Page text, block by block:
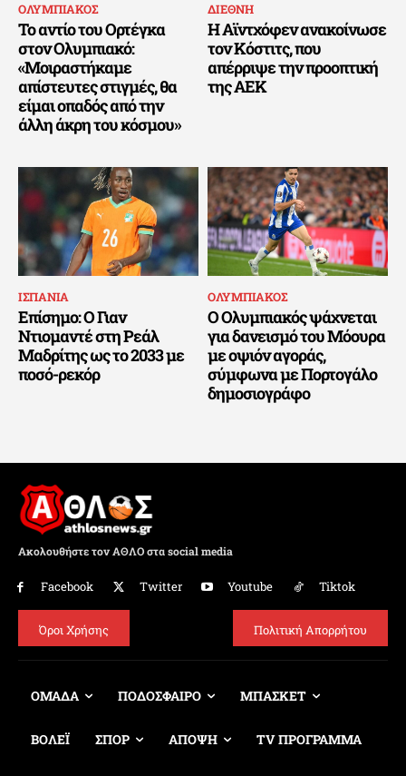
ΟΛΥΜΠΙΑΚΟΣ
Το αντίο του Ορτέγκα
στον Ολυμπιακό:
«Μοιραστήκαμε
απίστευτες στιγμές, θα
είμαι οπαδός από την
άλλη άκρη του κόσμου»
ΔΙΕΘΝΗ
Η Αϊντχόφεν ανακοίνωσε
τον Κόστιτς, που
απέρριψε την προοπτική
της ΑΕΚ
ΙΣΠΑΝΙΑ
Επίσημο: Ο Γιαν
Ντιομαντέ στη Ρεάλ
Μαδρίτης ως το 2033 με
ποσό-ρεκόρ
ΟΛΥΜΠΙΑΚΟΣ
Ο Ολυμπιακός ψάχνεται
για δανεισμό του Μόουρα
με οψιόν αγοράς,
σύμφωνα με Πορτογάλο
δημοσιογράφο
Ακολουθήστε τον ΑΘΛΟ στα social media
Facebook Twitter Youtube Tiktok
Όροι Χρήσης Πολιτική Απορρήτου
ΟΜΑΔΑ ΠΟΔΟΣΦΑΙΡΟ ΜΠΑΣΚΕΤ
ΒΟΛΕΪ ΣΠΟΡ ΑΠΟΨΗ TV ΠΡΟΓΡΑΜΜΑ